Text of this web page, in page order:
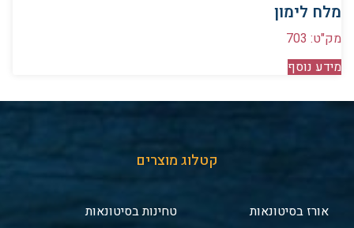
מלח לימון
מק"ט: 703
מידע נוסף
קטלוג מוצרים
אורז בסיטונאות
טחינות בסיטונאות